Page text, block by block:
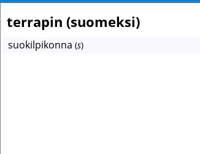
terrapin (suomeksi)
suokilpikonna (s)